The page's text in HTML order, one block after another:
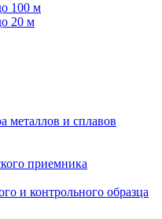
100 м
20 м
металлов и сплавов
приемника
и контрольного образца